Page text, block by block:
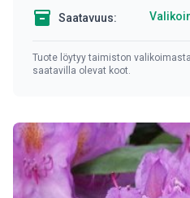
inventory Saatavuus:
Tuote löytyy taimiston
saatavilla olevat koot.